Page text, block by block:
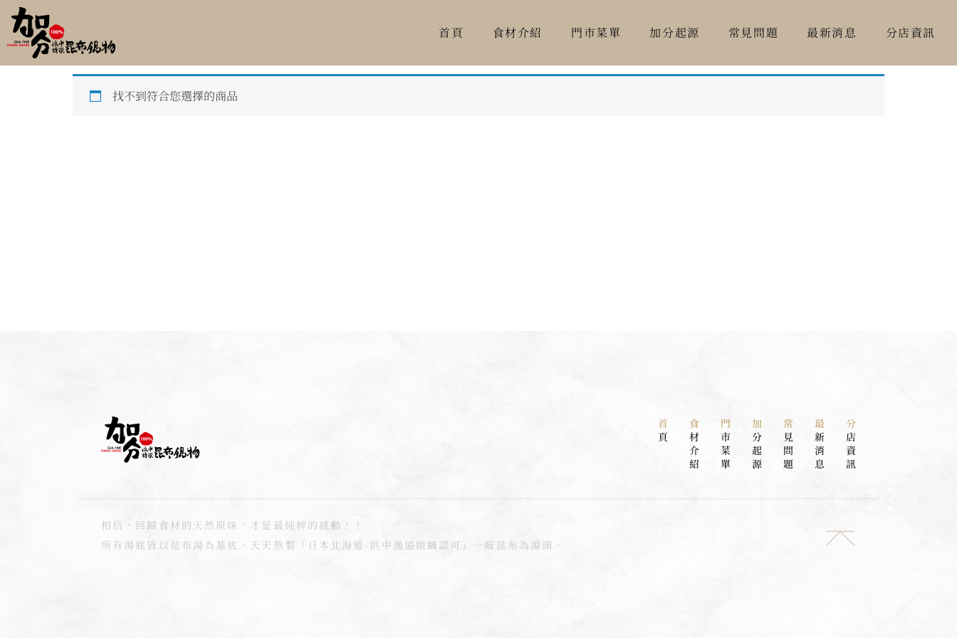
首頁 食材介紹 門市菜單 加分起源 常見問題 最新消息 分店資訊
首頁 食材介紹 門市菜單 加分起源 常見問題 最新消息 分店資訊
商店
找不到符合您選擇的商品
首
頁
食
材
介
紹
門
市
菜
單
加
分
起
源
常
見
問
題
最
新
消
息
分
店
資
訊
相信，回歸食材的天然原味，才是最純粹的感動！！
所有湯底皆以昆布湯為基底，天天熬製「日本北海道-浜中漁協組織認可」一級昆布為湯頭。